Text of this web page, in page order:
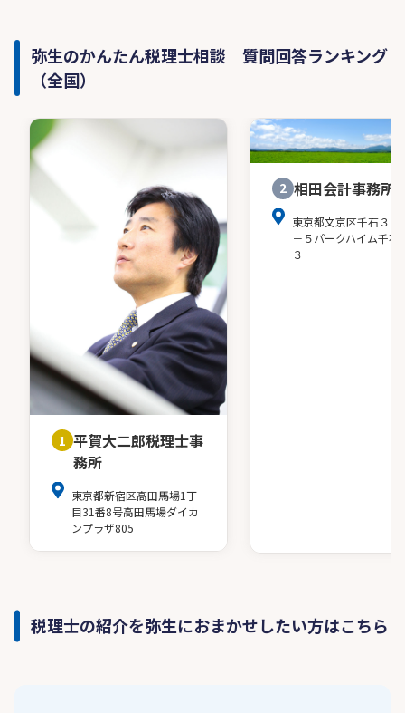
弥生のかんたん税理士相談 質問回答ランキング
（全国）
1 平賀大二郎税理士事
務所
東京都新宿区高田馬場1丁
目31番8号高田馬場ダイカ
ンプラザ805
2 相田会計事務所
東京都文京区千石３－
－５パークハイム千石
３
税理士の紹介を弥生におまかせしたい方はこちら